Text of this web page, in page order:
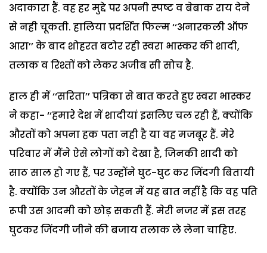
अदाकारा हैं. वह हर मुद्दे पर अपनी स्पष्ट व बेबाक राय देने
से नही चूकती. हालिया प्रदर्शित फिल्म ‘‘अनारकली ऑफ
आरा’’ के बाद शोहरत बटोर रही स्वरा भास्कर की शादी,
तलाक व रिश्तों को लेकर अजीब सी सोच है.
हाल ही में ‘‘सरिता’’ पत्रिका से बात करते हुए स्वरा भास्कर
ने कहा- ‘‘हमारे देश में शादीयां इसलिए चल रही हैं, क्योंकि
औरतों को अपना हक पता नही है या वह मजबूर हैं. मेरे
परिवार में मैंने ऐसे लोगों को देखा है, जिनकी शादी को
साठ साल हो गए हैं, पर उन्होंने घुट-घुट कर जिंदगी बितायी
है. क्योंकि उन औरतों के जेहन में यह बात नहीं है कि वह पति
रूपी उस आदमी को छोड़ सकती हैं. मेरी नजर में इस तरह
घुटकर जिंदगी जीने की बजाय तलाक ले लेना चाहिए.